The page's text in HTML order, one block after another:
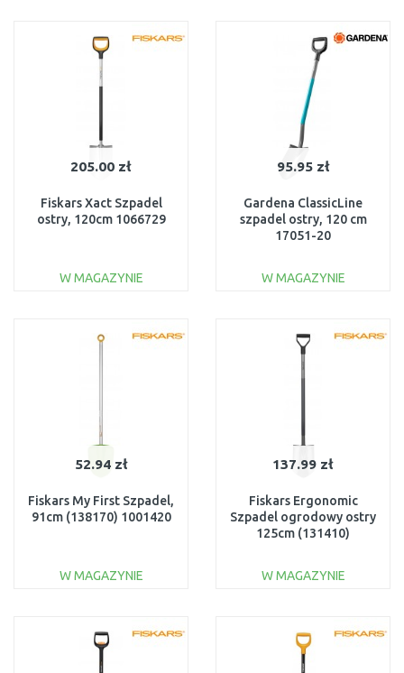
Do porównania Do porównania
205.00 zł
Fiskars Xact Szpadel
ostry, 120cm 1066729
W MAGAZYNIE
Do porównania
95.95 zł
Gardena ClassicLine
szpadel ostry, 120 cm
17051-20
W MAGAZYNIE
Do porównania
52.94 zł
Fiskars My First Szpadel,
91cm (138170) 1001420
W MAGAZYNIE
Do porównania
137.99 zł
Fiskars Ergonomic
Szpadel ogrodowy ostry
125cm (131410)
W MAGAZYNIE
Do porównania